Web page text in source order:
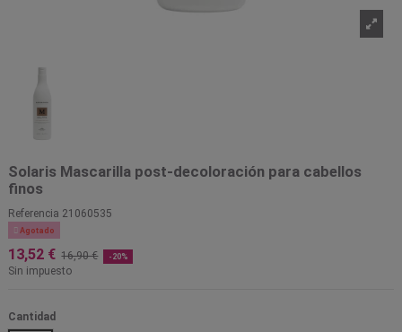
Solaris Mascarilla post-decoloración para cabellos
finos
Referencia 21060535
 Agotado
13,52 € 16,90 € -20%
Sin impuesto
Cantidad